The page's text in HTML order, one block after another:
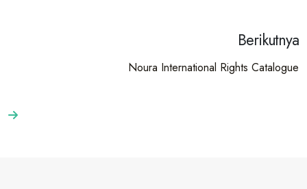
Berikutnya
Noura International Rights Catalogue